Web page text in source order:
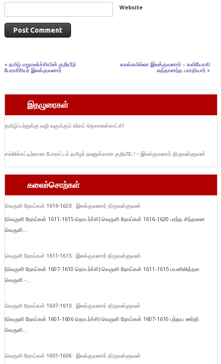
Website
« தமிழ் மறுமலர்ச்சியின் குறியீடு
பேராசிரியர் இலக்குவனார்
கலக்கமில்லா இலக்குவனார் – கவியோகி
சுத்தானந்த பாரதியார் »
இதழுரைகள்
தமிழ்ப்பற்றுக்கு வழி வகுக்கும் விசய் தொலைக்காட்சி!
சல்லிக்கட்டிற்கான போராட்டம் தமிழர் நலனுக்கான குறியீடே! – இலக்குவனார் திருவள்ளுவன்
கலைச்சொற்கள்
வெருளி நோய்கள் 1616-1620 : இலக்குவனார் திருவள்ளுவன்
(வெருளி நோய்கள் 1611-1615 தொடர்ச்சி) வெருளி நோய்கள் 1616-1620 பரந்த சிந்தனை
வெருளி...
வெருளி நோய்கள் 1611-1615 : இலக்குவனார் திருவள்ளுவன்
(வெருளி நோய்கள் 1607-1610 தொடர்ச்சி) வெருளி நோய்கள் 1611-1615 பயனிலித்தள
வெருளி -...
வெருளி நோய்கள் 1607-1610 : இலக்குவனார் திருவள்ளுவன்
(வெருளி நோய்கள் 1601-1606 தொடர்ச்சி) வெருளி நோய்கள் 1607-1610 பந்தய ஊர்தி
வெருளி...
வெருளி நோய்கள் 1601-1606 : இலக்குவனார் திருவள்ளுவன்